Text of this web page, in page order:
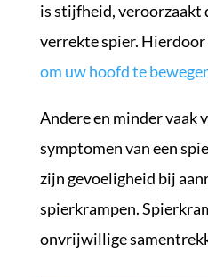
is stijfheid, veroorzaakt
verrekte spier. Hierdoor
om uw hoofd te
Andere en minder vaak
symptomen van een
zijn gevoeligheid bij
spierkrampen.
onvrijwillige